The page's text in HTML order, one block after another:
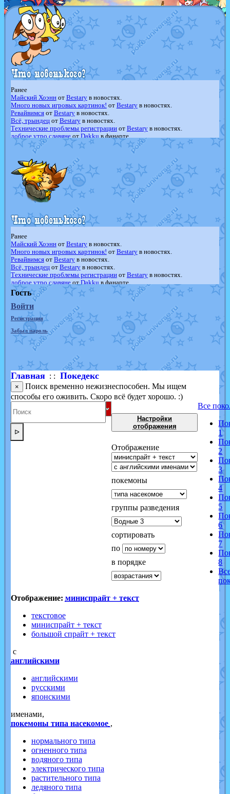
Ранее
Майский Хоэннот Bestaryв новостях.
Много новых игровых картинок! от Bestaryв новостях.
Ревайвимсяот Bestaryв новостях.
Всё, трындецот Bestaryв новостях.
Технические проблемы регистрацииот Bestaryв новостях.
доброе утро славянеот Dakku в фанарте.
Йолда и Мимикью отMavisNyanCatв фанарте.
Недовольный котомангуст
в фанарте.
The Dark Wishmaker
отRandomon
шадоу спиритомб
отilovearceus
в фанарте.
траббишотilovearceusв фанарте.
Raging BoltотGraceDaFox
в фанарте.
Shadow mismagiusотJOK_julia
в фанарте.
художникотvicavicaв фанарте.
Ранее
Майский Хоэннот Bestaryв новостях.
Много новых игровых картинок! от Bestaryв новостях.
Ревайвимсяот Bestaryв новостях.
Всё, трындецот Bestaryв новостях.
Технические проблемы регистрацииот Bestaryв новостях.
доброе утро славянеот Dakku в фанарте.
Йолда и МимикьюотMavisNyanCatв фанарте.
Недовольный котомангуст
в фанарте.
The Dark Wishmaker
отRandomon
шадоу спиритомб
отilovearceus
в фанарте.
траббишотilovearceusв фанарте.
Raging BoltотGraceDaFox
Shadow mismagiusотJOK_julia
в фанарте.
художникот vicavicaв фанарте.
Гость
Войти
Регистрация
Забыл пароль
Главная: : Покедекс
×
Поиск временно нежизнеспособен. Мы ищем
способы его оживить. Скоро всё будет хорошо. :)
ᐅ
Настройки
отображения
Отображение
покемоны
группы разведения
сортировать
по
в порядке
Все
1
2
3
4
5
6
7
8
Отображение: миниспрайт + текст
текстовое
миниспрайт + текст
большой спрайт + текст
с
английскими
английскими
русскими
японскими
именами,
покемоны типа насекомое ,
нормального типа
огненного типа
водяного типа
электрического типа
растительного типа
ледяного типа